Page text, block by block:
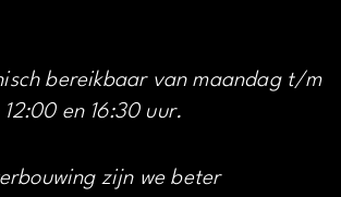
bereikbaar van maandag t/m
en 16:30 uur.
zijn we beter